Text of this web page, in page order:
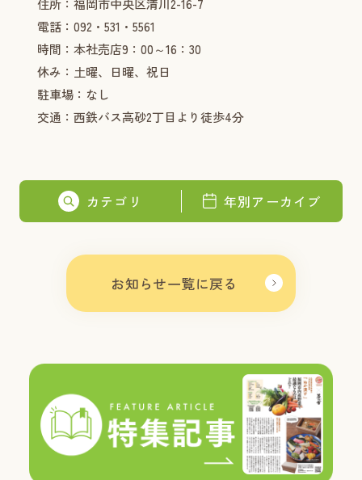
お知らせ一覧に戻る
カテゴリ 年別アーカイブ
電話：092・531・5561
時間：本社売店9：00～16：30
休み：土曜、日曜、祝日
駐車場：なし
交通：西鉄バス高砂2丁目より徒歩4分